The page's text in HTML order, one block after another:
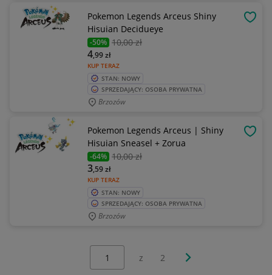
Pokemon Legends Arceus Shiny
Hisuian Decidueye
-50% 10,00 zł
KUP TERAZ
4,99zł
STAN: NOWY
SPRZEDAJĄCY: OSOBA PRYWATNA
Brzozów
Pokemon Legends Arceus | Shiny
Hisuian Sneasel + Zorua
-64% 10,00 zł
KUP TERAZ
3,59zł
STAN: NOWY
SPRZEDAJĄCY: OSOBA PRYWATNA
Brzozów
z 2 Następna strona